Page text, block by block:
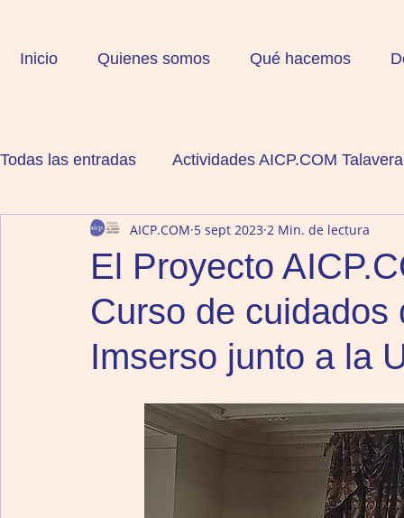
Inicio Quienes somos Qué hacemos
Todas las entradas Actividades AICP.COM Talavera
Actividades AICP.COM Navarra Residencias
Residencias Ceuta Residencias Comunidad
El Proyecto
Curso de cuidados
Imserso junto a la
AICP.COM 5 sept 2023 2 Min. de lectura